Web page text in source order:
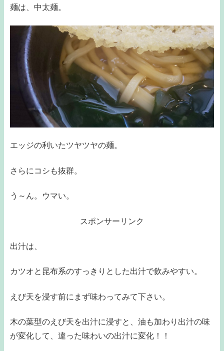
麺は、中太麺。
エッジの利いたツヤツヤの麺。
さらにコシも抜群。
う～ん。ウマい。
スポンサーリンク
出汁は、
カツオと昆布系のすっきりとした出汁で飲みやすい。
えび天を浸す前にまず味わってみて下さい。
木の葉型のえび天を出汁に浸すと、油も加わり出汁の味
が変化して、違った味わいの出汁に変化！！